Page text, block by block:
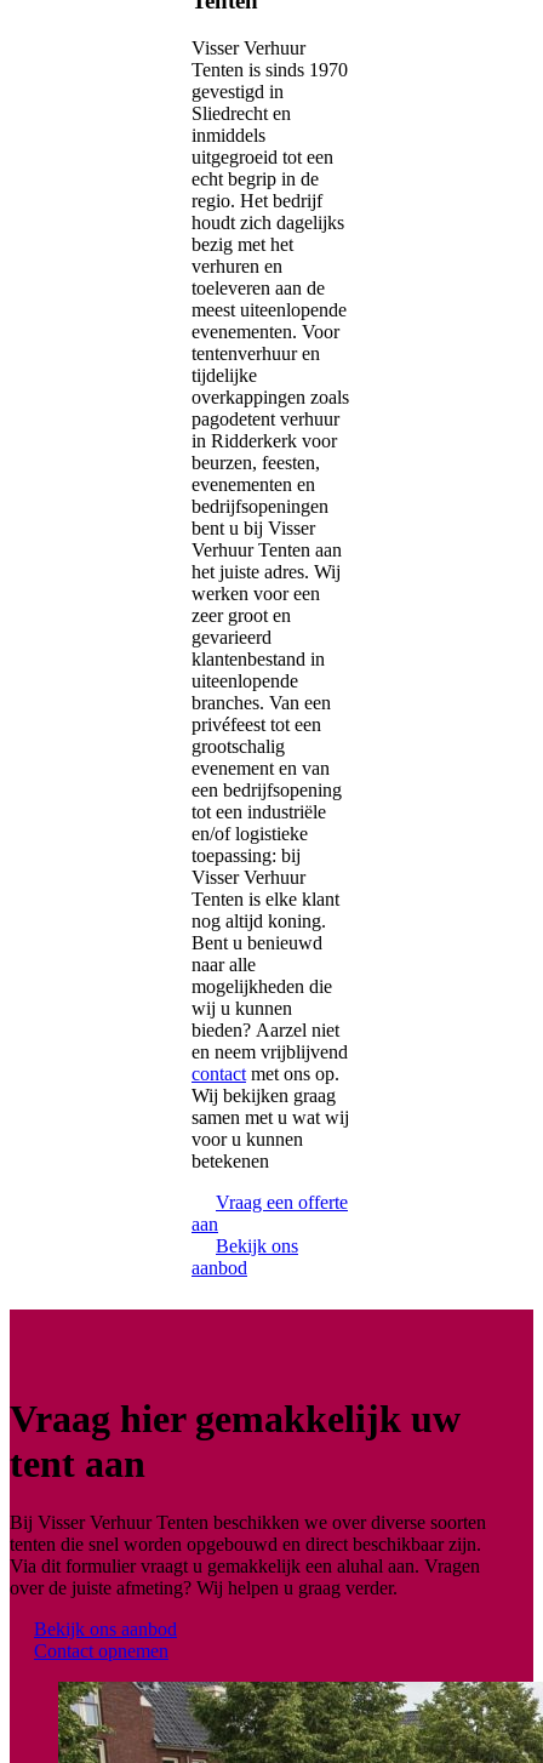
Visser Verhuur
Tenten is sinds 1970
gevestigd in
Sliedrecht en
inmiddels
uitgegroeid tot een
echt begrip in de
regio. Het bedrijf
houdt zich dagelijks
bezig met het
verhuren en
toeleveren aan de
meest uiteenlopende
evenementen. Voor
tentenverhuur en
tijdelijke
overkappingen zoals
pagodetent verhuur
in Ridderkerk voor
beurzen, feesten,
evenementen en
bedrijfsopeningen
bent u bij Visser
Verhuur Tenten aan
het juiste adres. Wij
werken voor een
zeer groot en
gevarieerd
klantenbestand in
uiteenlopende
branches. Van een
privéfeest tot een
grootschalig
evenement en van
een bedrijfsopening
tot een industriële
en/of logistieke
toepassing: bij
Visser Verhuur
Tenten is elke klant
nog altijd koning.
Bent u benieuwd
naar alle
mogelijkheden die
wij u kunnen
bieden? Aarzel niet
en neem vrijblijvend
contact met ons op.
Wij bekijken graag
samen met u wat wij
voor u kunnen
betekenen
Vraag een offerte
aan
Bekijk ons
aanbod
Vraag hier gemakkelijk uw
tent aan
Bij Visser Verhuur Tenten beschikken we over diverse soorten
tenten die snel worden opgebouwd en direct beschikbaar zijn.
Via dit formulier vraagt u gemakkelijk een aluhal aan. Vragen
over de juiste afmeting? Wij helpen u graag verder.
Bekijk ons aanbod
Contact opnemen